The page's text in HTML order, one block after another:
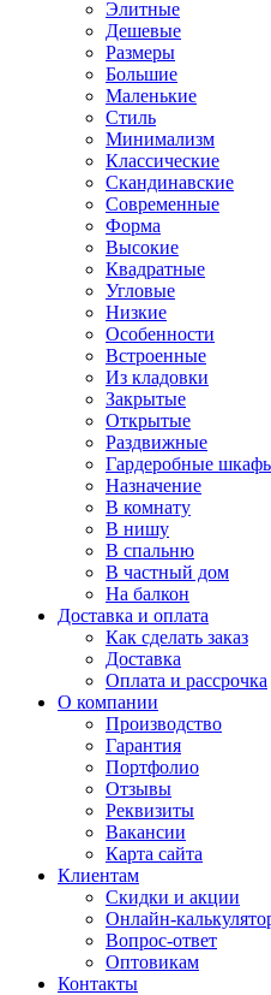
Элитные
Дешевые
Размеры
Большие
Маленькие
Стиль
Минимализм
Классические
Скандинавские
Современные
Форма
Высокие
Квадратные
Угловые
Низкие
Особенности
Встроенные
Из кладовки
Закрытые
Открытые
Раздвижные
Гардеробные
Назначение
В комнату
В нишу
В спальню
В частный дом
На балкон
Доставка и оплата
Как сделать заказ
Доставка
Оплата и рассрочка
О компании
Производство
Гарантия
Портфолио
Отзывы
Реквизиты
Вакансии
Карта сайта
Клиентам
Скидки и акции
Онлайн-
Вопрос-ответ
Оптовикам
Контакты